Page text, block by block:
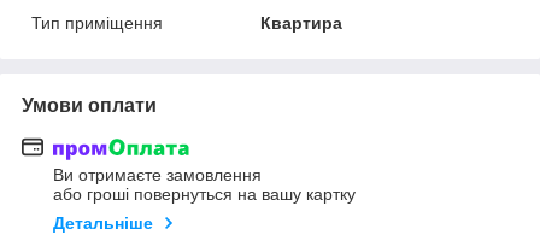
Тип приміщення
Квартира
Умови оплати
Ви отримаєте замовлення
або гроші повернуться на вашу картку
Детальніше